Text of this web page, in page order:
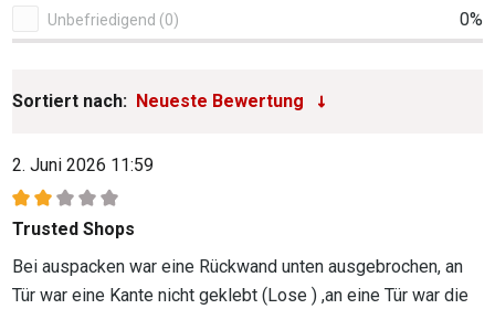
Unbefriedigend (0) 0%
Sortiert nach:
2. Juni 2026 11:59
Bewertung mit 2 von 5 Sternen
Trusted Shops
Bei auspacken war eine Rückwand unten ausgebrochen, an
Tür war eine Kante nicht geklebt (Lose ) ,an eine Tür war die